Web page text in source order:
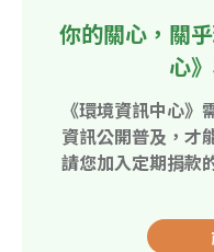
你的關心，關
心
《環境資訊中心
資訊公開普及，才
請您加入定期捐款